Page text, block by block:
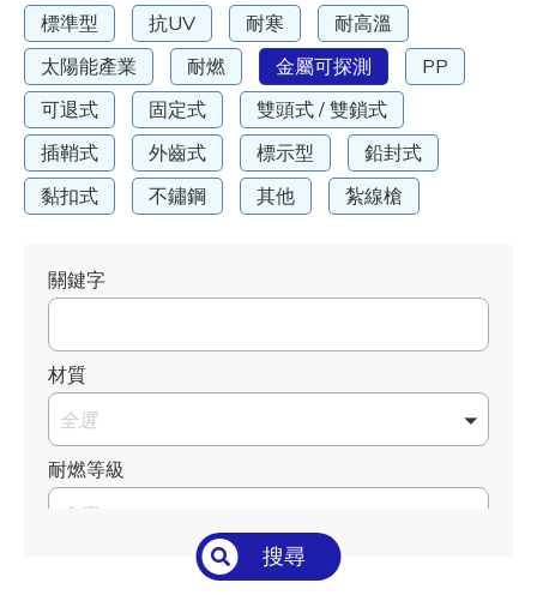
標準型 抗UV 耐寒
耐高溫
太陽能產業
耐燃 金屬可探測
PP
可退式
固定式
雙頭式 / 雙鎖式
插鞘式
外齒式 標示型
鉛封式
黏扣式
不鏽鋼 其他 紮線槍
關鍵字
材質
全選
耐燃等級
全選
搜尋